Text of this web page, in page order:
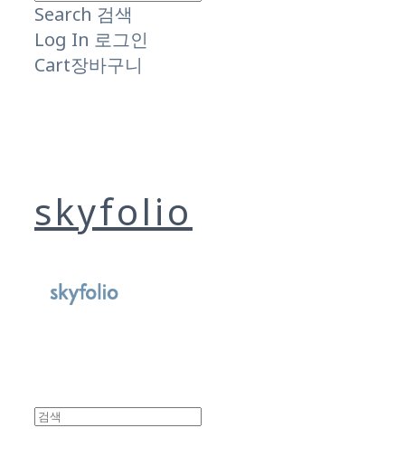
Search 검색
Log In 로그인
Cart장바구니
skyfolio